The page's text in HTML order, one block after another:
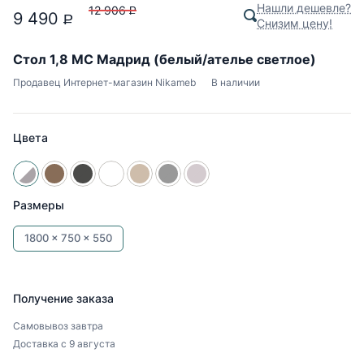
9 490 P
12 906 P
Нашли дешевле?
Снизим цену!
Стол 1,8 МС Мадрид (белый/ателье светлое)
Продавец Интернет-магазин Nikameb В наличии
Цвета
Размеры
1800 x 750 x 550
Получение заказа
Самовывоз завтра
Доставка с 9 августа